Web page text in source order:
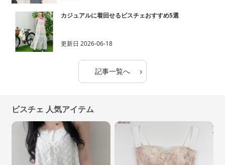
カジュアルに着回せるビスチェおすすめ5選
更新日 2026-06-18
記事一覧へ ›
ビスチェ 人気アイテム